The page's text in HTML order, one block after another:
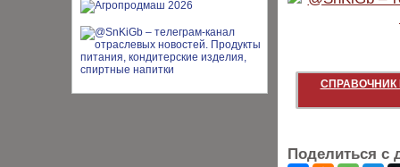
СПРАВОЧНИК
Поделиться с